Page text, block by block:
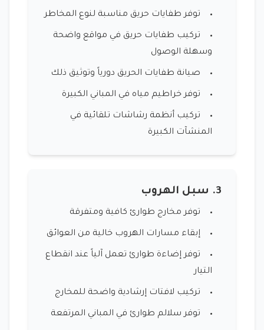
توفر طفايات حريق مناسبة لنوع المخاطر
تركيب طفايات حريق في مواقع واضحة
وسهلة الوصول
صيانة طفايات الحريق دورياً وتوثيق ذلك
توفر خراطيم مياه في المباني الكبيرة
تركيب أنظمة رشاشات تلقائية في
المنشآت الكبيرة
3. سبل الهروب
توفر مخارج طوارئ كافية ومتفرقة
إبقاء مسارات الهروب خالية من العوائق
توفر إضاءة طوارئ تعمل آلياً عند انقطاع
التيار
تركيب لافتات إرشادية واضحة للمخارج
توفر سلالم طوارئ في المباني المرتفعة